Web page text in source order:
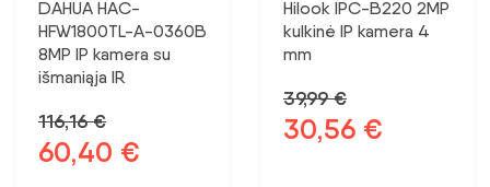
DAHUA HAC-
HFW1800TL-A-0360B
8MP IP kamera su
išmaniąja IR
116,16€
Pradinė
60,40 €
Hilook IPC-B220 2MP
kulkinė IP kamera 4
mm
39,99€
Pradinė
30,56 €